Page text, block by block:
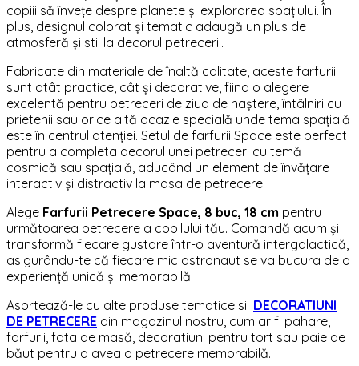
copiii să învețe despre planete și explorarea spațiului. În
plus, designul colorat și tematic adaugă un plus de
atmosferă și stil la decorul petrecerii.
Fabricate din materiale de înaltă calitate, aceste farfurii
sunt atât practice, cât și decorative, fiind o alegere
excelentă pentru petreceri de ziua de naștere, întâlniri cu
prietenii sau orice altă ocazie specială unde tema spațială
este în centrul atenției. Setul de farfurii Space este perfect
pentru a completa decorul unei petreceri cu temă
cosmică sau spațială, aducând un element de învățare
interactiv și distractiv la masa de petrecere.
Alege Farfurii Petrecere Space, 8 buc, 18 cm pentru
următoarea petrecere a copilului tău. Comandă acum și
transformă fiecare gustare într-o aventură intergalactică,
asigurându-te că fiecare mic astronaut se va bucura de o
experiență unică și memorabilă!
Asortează-le cu alte produse tematice si DECORATIUNI
DE PETRECERE din magazinul nostru, cum ar fi pahare,
farfurii, fata de masă, decoratiuni pentru tort sau paie de
băut pentru a avea o petrecere memorabilă.